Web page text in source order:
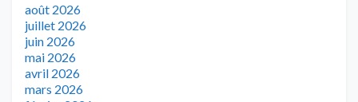
août 2026
juillet 2026
juin 2026
mai 2026
avril 2026
mars 2026